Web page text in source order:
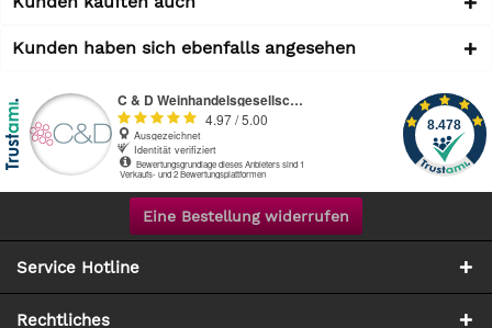
Kunden haben sich ebenfalls angesehen
Eine Bestellung widerrufen
Service Hotline
Rechtliches